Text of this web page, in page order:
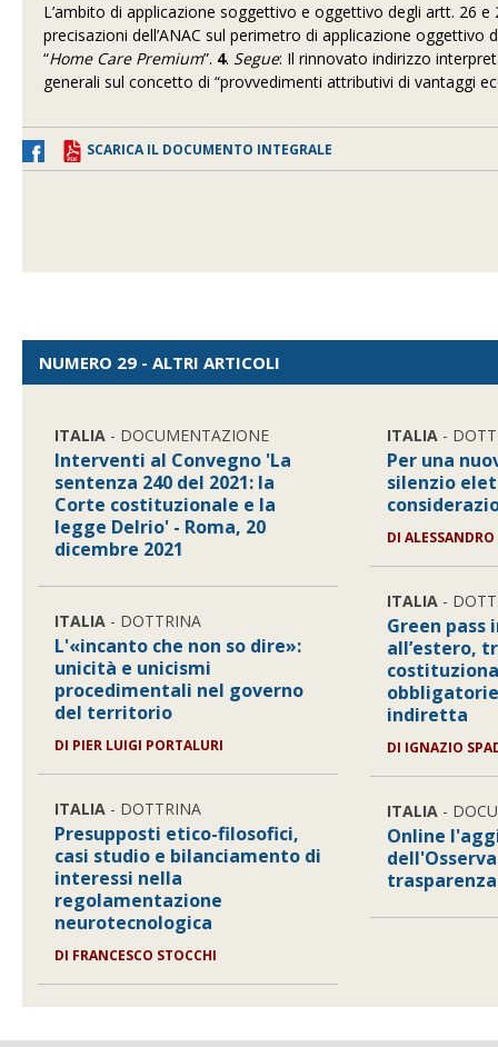
L’ambito di applicazione soggettivo e oggettivo degli artt. 26
precisazioni dell’ANAC sul perimetro di applicazione
“Home Care Premium”. 4. Segue: Il rinnovato indirizzo
generali sul concetto di “provvedimenti attributivi di vantaggi
SCARICA IL DOCUMENTO INTEGRALE
NUMERO 29 - ALTRI ARTICOLI
ITALIA - DOCUMENTAZIONE
Interventi al Convegno 'La
sentenza 240 del 2021: la
Corte costituzionale e la
legge Delrio' - Roma, 20
dicembre 2021
ITALIA - DOTTRINA
L'«incanto che non so dire»:
unicità e unicismi
procedimentali nel governo
del territorio
DI PIER LUIGI PORTALURI
ITALIA - DOTTRINA
Presupposti etico-filosofici,
casi studio e bilanciamento di
interessi nella
regolamentazione
neurotecnologica
DI FRANCESCO STOCCHI
ITALIA -
Per una
silenzio
DI
ITALIA -
Green pass
all’estero,
indiretta
DI IGNAZIO
ITALIA -
Online
trasparenza